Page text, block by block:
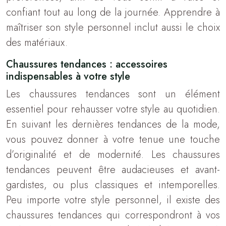
confiant tout au long de la journée. Apprendre à
maîtriser son style personnel inclut aussi le choix
des matériaux.
Chaussures tendances : accessoires
indispensables à votre style
Les chaussures tendances sont un élément
essentiel pour rehausser votre style au quotidien.
En suivant les dernières tendances de la mode,
vous pouvez donner à votre tenue une touche
d’originalité et de modernité. Les chaussures
tendances peuvent être audacieuses et avant-
gardistes, ou plus classiques et intemporelles.
Peu importe votre style personnel, il existe des
chaussures tendances qui correspondront à vos